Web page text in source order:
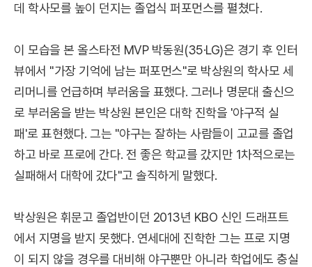
데 학사모를 높이 던지는 졸업식 퍼포먼스를 펼쳤다.
이 모습을 본 올스타전 MVP 박동원(35·LG)은 경기 후 인터
뷰에서 "가장 기억에 남는 퍼포먼스"로 박상원의 학사모 세
리머니를 언급하며 부러움을 표했다. 그러나 명문대 출신으
로 부러움을 받는 박상원 본인은 대학 진학을 '야구적 실
패'로 표현했다. 그는 "야구는 잘하는 사람들이 고교를 졸업
하고 바로 프로에 간다. 전 좋은 학교를 갔지만 1차적으로는
실패해서 대학에 갔다"고 솔직하게 말했다.
박상원은 휘문고 졸업반이던 2013년 KBO 신인 드래프트
에서 지명을 받지 못했다. 연세대에 진학한 그는 프로 지명
이 되지 않을 경우를 대비해 야구뿐만 아니라 학업에도 충실